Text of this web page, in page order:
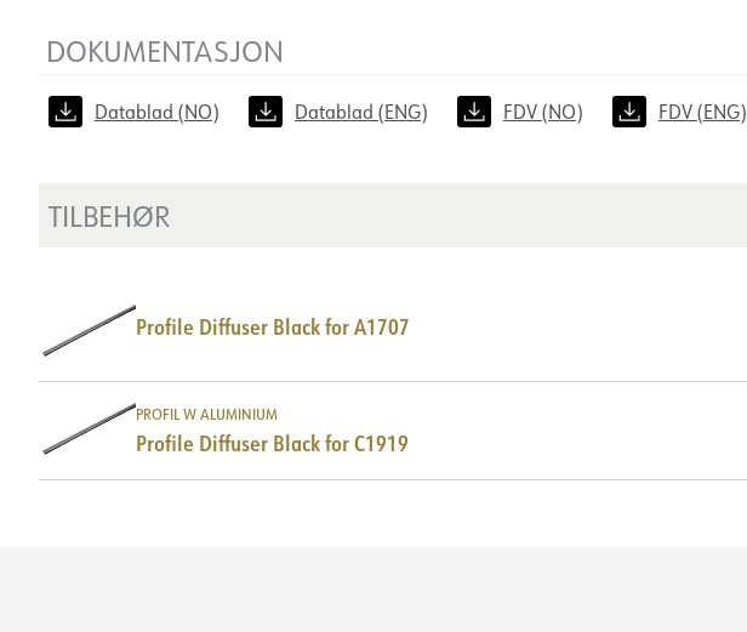
DOKUMENTASJON
Datablad (NO) Datablad (ENG) FDV (NO) FDV (ENG)
TILBEHØR
Profile Diffuser Black for A1707
PROFIL W ALUMINIUM
Profile Diffuser Black for C1919